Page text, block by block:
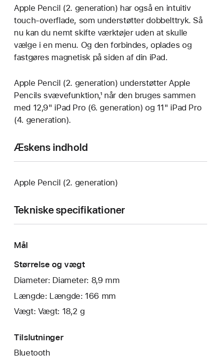
Apple Pencil (2. generation) har også en intuitiv
touch-overflade, som understøtter dobbelttryk. Så
nu kan du nemt skifte værktøjer uden at skulle
vælge i en menu. Og den forbindes, oplades og
fastgøres magnetisk på siden af din iPad.
Apple Pencil (2. generation) understøtter Apple
Pencils svævefunktion,¹ når den bruges sammen
med 12,9" iPad Pro (6. generation) og 11" iPad Pro
(4. generation).
Æskens indhold
Apple Pencil (2. generation)
Tekniske specifikationer
Mål
Størrelse og vægt
Diameter: Diameter: 8,9 mm
Længde: Længde: 166 mm
Vægt: Vægt: 18,2 g
Tilslutninger
Bluetooth